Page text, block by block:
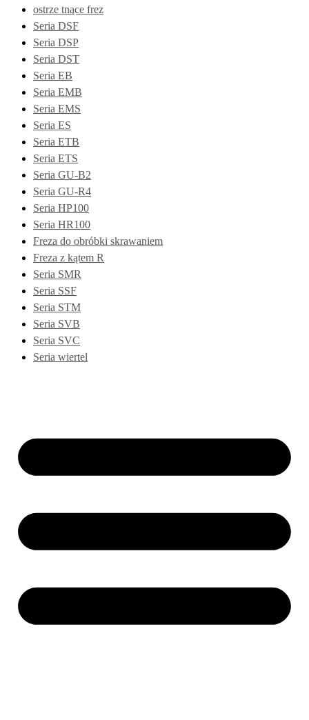
ostrze tnące frez
Seria DSF
Seria DSP
Seria DST
Seria EB
Seria EMB
Seria EMS
Seria ES
Seria ETB
Seria ETS
Seria GU-B2
Seria GU-R4
Seria HP100
Seria HR100
Freza do obróbki skrawaniem
Freza z kątem R
Seria SMR
Seria SSF
Seria STM
Seria SVB
Seria SVC
Seria wiertel